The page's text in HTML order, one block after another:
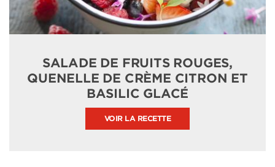
SALADE DE FRUITS ROUGES,
QUENELLE DE CRÈME CITRON ET
BASILIC GLACÉ
VOIR LA RECETTE